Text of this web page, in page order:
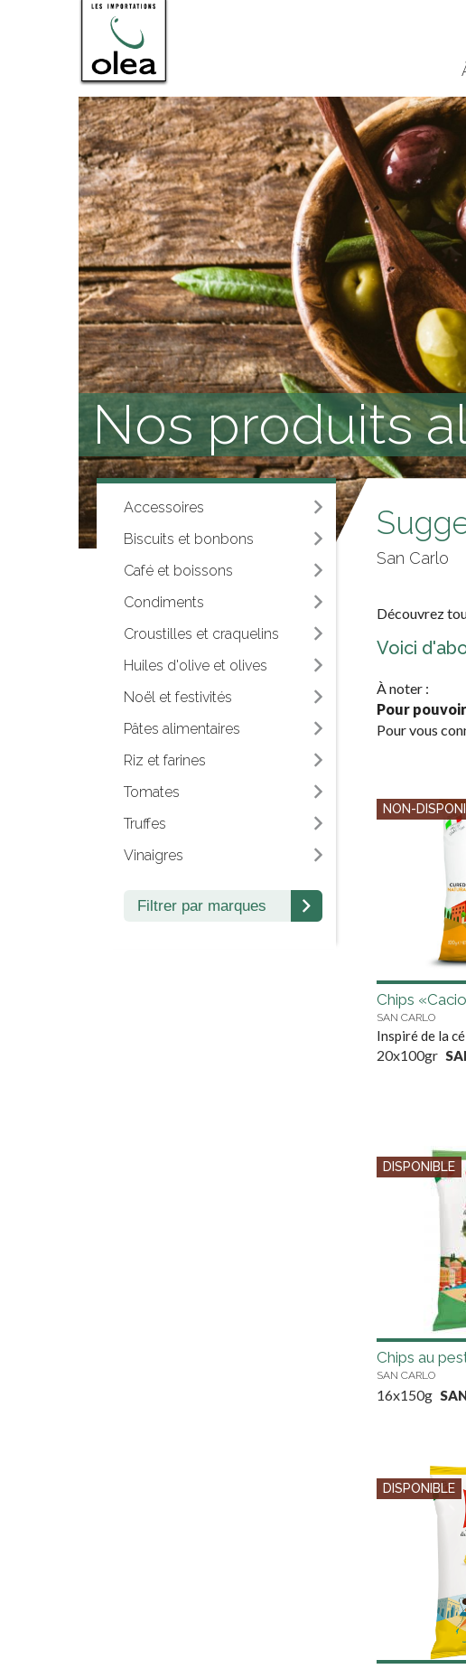
Nos produits
Accessoires
Biscuits et bonbons
Café et boissons
Condiments
Croustilles et craquelins
Huiles d'olive et olives
Noël et festivités
Pâtes alimentaires
Riz et farines
Tomates
Truffes
Vinaigres
Filtrer par marques
San Carlo
Découvrez
Voici
À noter :
Pour
Pour vous
NON-
Chips
SAN CARLO
Inspiré de la
20x100gr
DISPONIBLE
Chips au
SAN CARLO
16x150g
DISPONIBLE